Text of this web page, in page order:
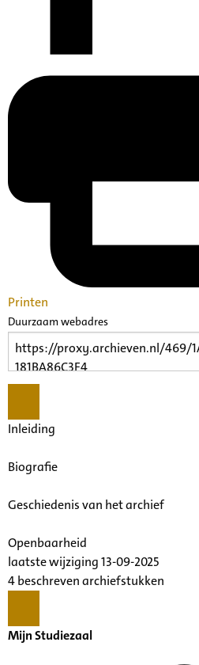
Printen
Duurzaam webadres
Inleiding
Biografie
Geschiedenis van het archief
Openbaarheid
laatste wijziging 13-09-2025
4 beschreven archiefstukken
Mijn Studiezaal